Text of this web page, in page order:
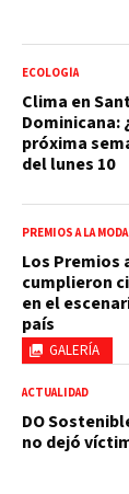
ECOLOGÍA
Clima en
Dominicana:
próxima
del lunes 10
GALERÍA
PREMIOS A LA
Los Premios
cumplieron
en el
país
ACTUALIDAD
DO
no dejó